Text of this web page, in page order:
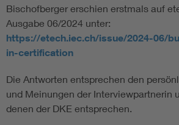
Bischofberger erschien erstmals auf
Ausgabe 06/2024 unter:
https://etech.iec.ch/issue/2024-06/
in-certification
Die Antworten entsprechen den
und Meinungen der Interviewpartnerin
denen der DKE entsprechen.